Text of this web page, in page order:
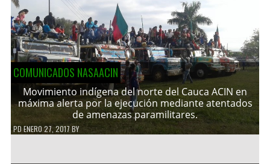
COMUNICADOS NASAACIN
Movimiento indígena del norte del Cauca ACIN en
máxima alerta por la ejecución mediante atentados
de amenazas paramilitares.
PDENERO 27, 2017 BY